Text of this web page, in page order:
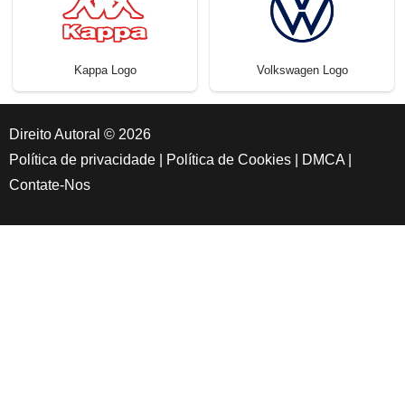
Kappa Logo Volkswagen Logo
Direito Autoral © 2026
Política de privacidade
Política de Cookies DMCA|
Contate-Nos